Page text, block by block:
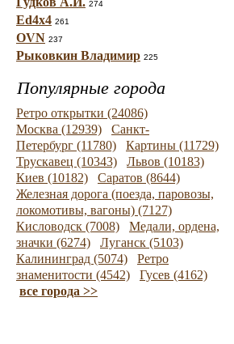
274
Ed4x4 261
OVN 237
Рыковкин Владимир 225
Популярные города
Ретро открытки (24086)
Москва (12939)
Санкт-
Петербург (11780)
Картины (11729)
Трускавец (10343)
Львов (10183)
Киев (10182)
Саратов (8644)
Железная дорога (поезда, паровозы,
локомотивы, вагоны) (7127)
Кисловодск (7008)
Медали, ордена,
значки (6274)
Луганск (5103)
Калининград (5074)
Ретро
знаменитости (4542)
Гусев (4162)
все города >>